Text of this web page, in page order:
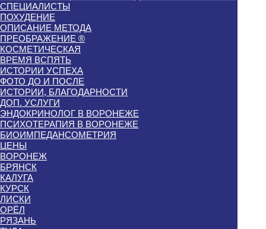
СПЕЦИАЛИСТЫ
ПОХУДЕНИЕ
ОПИСАНИЕ МЕТОДА
ПРЕОБРАЖЕНИЕ ®
КОСМЕТИЧЕСКАЯ
ВРЕМЯ ВСПЯТЬ
ИСТОРИИ УСПЕХА
ФОТО ДО И ПОСЛЕ
ИСТОРИИ, БЛАГОДАРНОСТИ
ДОП. УСЛУГИ
ЭНДОКРИНОЛОГ В ВОРОНЕЖЕ
ПСИХОТЕРАПИЯ В ВОРОНЕЖЕ
БИОИМПЕДАНСОМЕТРИЯ
ЦЕНЫ
ВОРОНЕЖ
БРЯНСК
КАЛУГА
КУРСК
ЛИСКИ
ОРЁЛ
РЯЗАНЬ